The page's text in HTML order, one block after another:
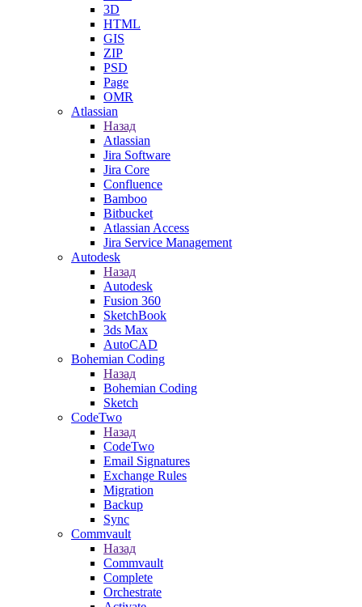
3D
HTML
GIS
ZIP
PSD
Page
OMR
Atlassian
Назад
Atlassian
Jira Software
Jira Core
Confluence
Bamboo
Bitbucket
Atlassian Access
Jira Service Management
Autodesk
Назад
Autodesk
Fusion 360
SketchBook
3ds Max
AutoCAD
Bohemian Coding
Назад
Bohemian Coding
Sketch
CodeTwo
Назад
CodeTwo
Email Signatures
Exchange Rules
Migration
Backup
Sync
Commvault
Назад
Commvault
Complete
Orchestrate